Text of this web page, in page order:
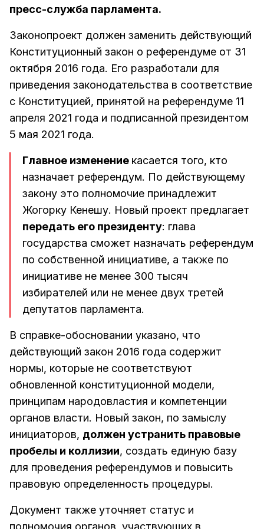
пресс-служба парламента.
Законопроект должен заменить действующий
Конституционный закон о референдуме от 31
октября 2016 года. Его разработали для
приведения законодательства в соответствие
с Конституцией, принятой на референдуме 11
апреля 2021 года и подписанной президентом
5 мая 2021 года.
Главное изменение касается того, кто
назначает референдум. По действующему
закону это полномочие принадлежит
Жогорку Кенешу. Новый проект предлагает
передать его президенту: глава
государства сможет назначать референдум
по собственной инициативе, а также по
инициативе не менее 300 тысяч
избирателей или не менее двух третей
депутатов парламента.
В справке-обосновании указано, что
действующий закон 2016 года содержит
нормы, которые не соответствуют
обновленной конституционной модели,
принципам народовластия и компетенции
органов власти. Новый закон, по замыслу
инициаторов, должен устранить правовые
пробелы и коллизии, создать единую базу
для проведения референдумов и повысить
правовую определенность процедуры.
Документ также уточняет статус и
полномочия органов, участвующих в